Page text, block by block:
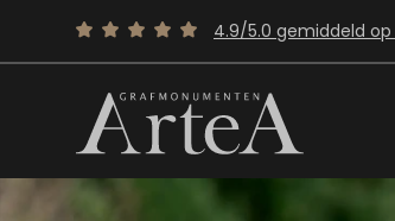
4.9/5.0 gemiddeld op